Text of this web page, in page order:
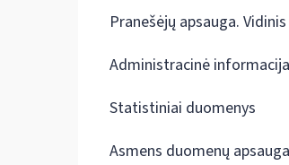
Pranešėjų apsauga.
Administracinė informacija
Statistiniai duomenys
Asmens duomenų apsauga